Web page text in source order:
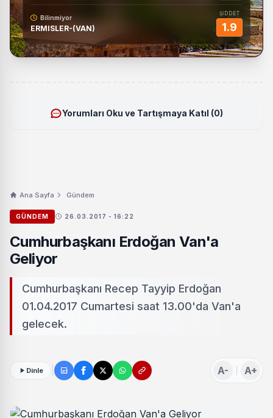
Bilinmiyor
ERMISLER-(VAN)
ŞİDDET
1.9
Yorumları Oku ve Tartışmaya Katıl (0)
Ana Sayfa Gündem
GÜNDEM 26.03.2017 - 16:22
Cumhurbaşkanı Erdoğan Van'a
Geliyor
Cumhurbaşkanı Recep Tayyip Erdoğan
01.04.2017 Cumartesi saat 13.00'da Van'a
gelecek.
Dinle A- A+